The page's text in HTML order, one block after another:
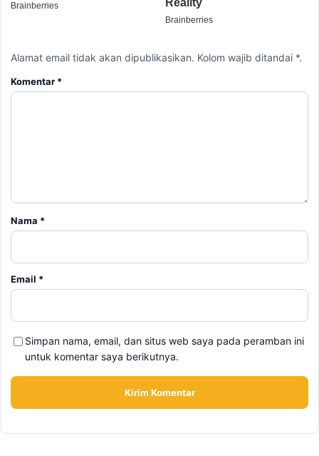
Alamat email tidak akan dipublikasikan. Kolom wajib ditandai *.
Komentar *
Nama *
Email *
Simpan nama, email, dan situs web saya pada peramban ini
untuk komentar saya berikutnya.